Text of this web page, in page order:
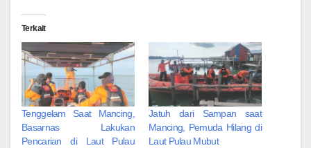
Terkait
Tenggelam Saat Mancing,
Basarnas Lakukan
Pencarian di Laut Pulau
Jatuh dari Sampan saat
Mancing, Pemuda Hilang di
Laut Pulau Mubut